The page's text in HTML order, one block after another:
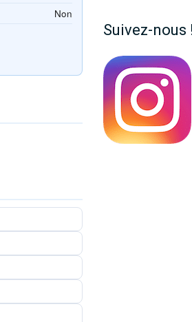
Non
Suivez-nous !